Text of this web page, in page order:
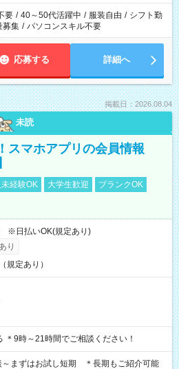
要 / 40～50代活躍中 / 服装自由 / シフト勤
募集 / パソコンスキル不要
応募する 詳細へ
掲載日：2026.08.04
未読
スマホアプリの会員情報
経験OK 大学生歓迎
ブランクOK
※日払いOK(規定あり)
り
規定あり）
▼5h～シフト選べる ＊9時～21時間でご相談ください！
～まずはお試し短期 ＊長期もご紹介可能